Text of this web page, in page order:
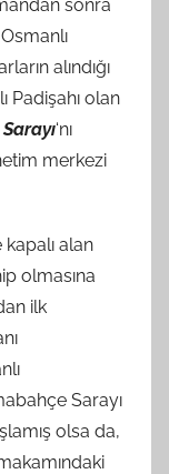
sonra
alındığı
Padişahı olan
‘nı
merkezi
kapalı alan
olmasına
ilk
Sarayı
olsa da,